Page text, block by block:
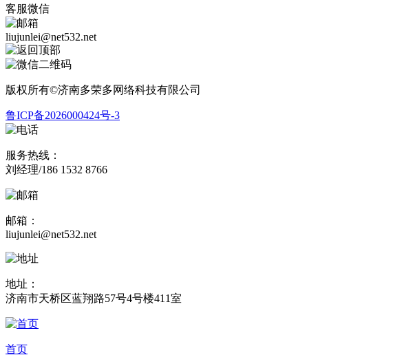
客服微信
liujunlei@net532.net
版权所有©济南多荣多网络科技有限公司
鲁ICP备2026000424号-3
服务热线：
刘经理/186 1532 8766
邮箱：
liujunlei@net532.net
地址：
济南市天桥区蓝翔路57号4号楼411室
首页